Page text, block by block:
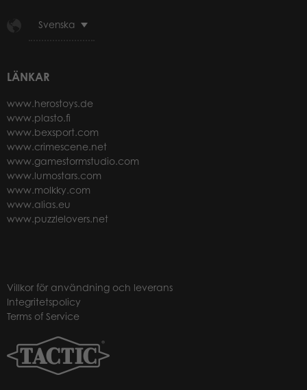
Svenska
LÄNKAR
www.herostoys.de
www.plasto.fi
www.bexsport.com
www.crimescene.net
www.gamestormstudio.com
www.lumostars.com
www.molkky.com
www.alias.eu
www.puzzlelovers.net
Villkor för användning och leverans
Integritetspolicy
Terms of Service